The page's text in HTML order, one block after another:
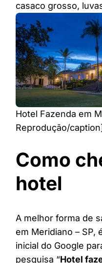
casaco grosso,
Hotel Fazenda em
Reprodução/caption]
Como
hotel
A melhor forma de
em Meridiano – SP,
inicial do Google
pesquisa “Hotel